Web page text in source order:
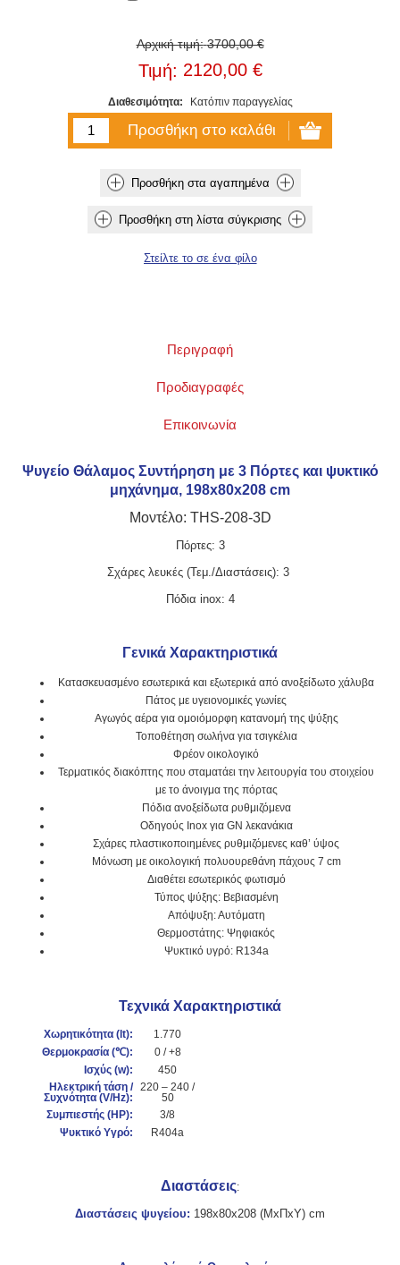
Αρχική τιμή: 3700,00 €
Τιμή: 2120,00 €
Διαθεσιμότητα: Κατόπιν παραγγελίας
Περιγραφή
Προδιαγραφές
Επικοινωνία
Ψυγείο Θάλαμος Συντήρηση με 3 Πόρτες και ψυκτικό
μηχάνημα, 198x80x208 cm
Μοντέλο: THS-208-3D
Πόρτες: 3
Σχάρες λευκές (Τεμ./Διαστάσεις): 3
Πόδια inox: 4
Γενικά Χαρακτηριστικά
Κατασκευασμένο εσωτερικά και εξωτερικά από ανοξείδωτο χάλυβα
Πάτος με υγειονομικές γωνίες
Αγωγός αέρα για ομοιόμορφη κατανομή της ψύξης
Τοποθέτηση σωλήνα για τσιγκέλια
Φρέον οικολογικό
Τερματικός διακόπτης που σταματάει την λειτουργία του στοιχείου
με το άνοιγμα της πόρτας
Πόδια ανοξείδωτα ρυθμιζόμενα
Οδηγούς Inox για GN λεκανάκια
Σχάρες πλαστικοποιημένες ρυθμιζόμενες καθ’ ύψος
Μόνωση με οικολογική πολυουρεθάνη πάχους 7 cm
Διαθέτει εσωτερικός φωτισμό
Τύπος ψύξης: Βεβιασμένη
Απόψυξη: Αυτόματη
Θερμοστάτης: Ψηφιακός
Ψυκτικό υγρό: R134a
Τεχνικά Χαρακτηριστικά
Χωρητικότητα (lt):
1.770
Θερμοκρασία (℃):
0 / +8
Ισχύς (w):
450
Ηλεκτρική τάση /
Συχνότητα (V/Hz):
220 – 240 /
50
Συμπιεστής (HP):
3/8
Ψυκτικό Υγρό:
R404a
Διαστάσεις:
Διαστάσεις ψυγείου: 198x80x208 (ΜxΠxΥ) cm